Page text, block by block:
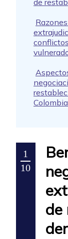
de
1
10
de